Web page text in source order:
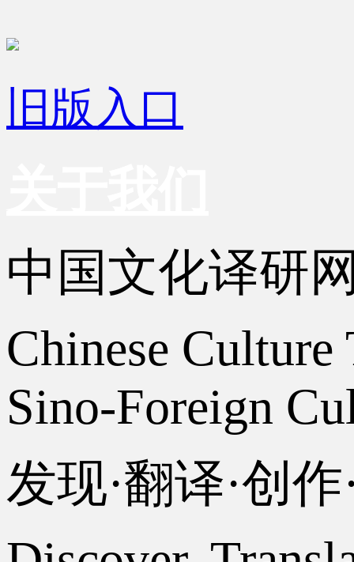
旧版入口
中国文化译研
Chinese
Sino-Foreign
发现·翻译·创